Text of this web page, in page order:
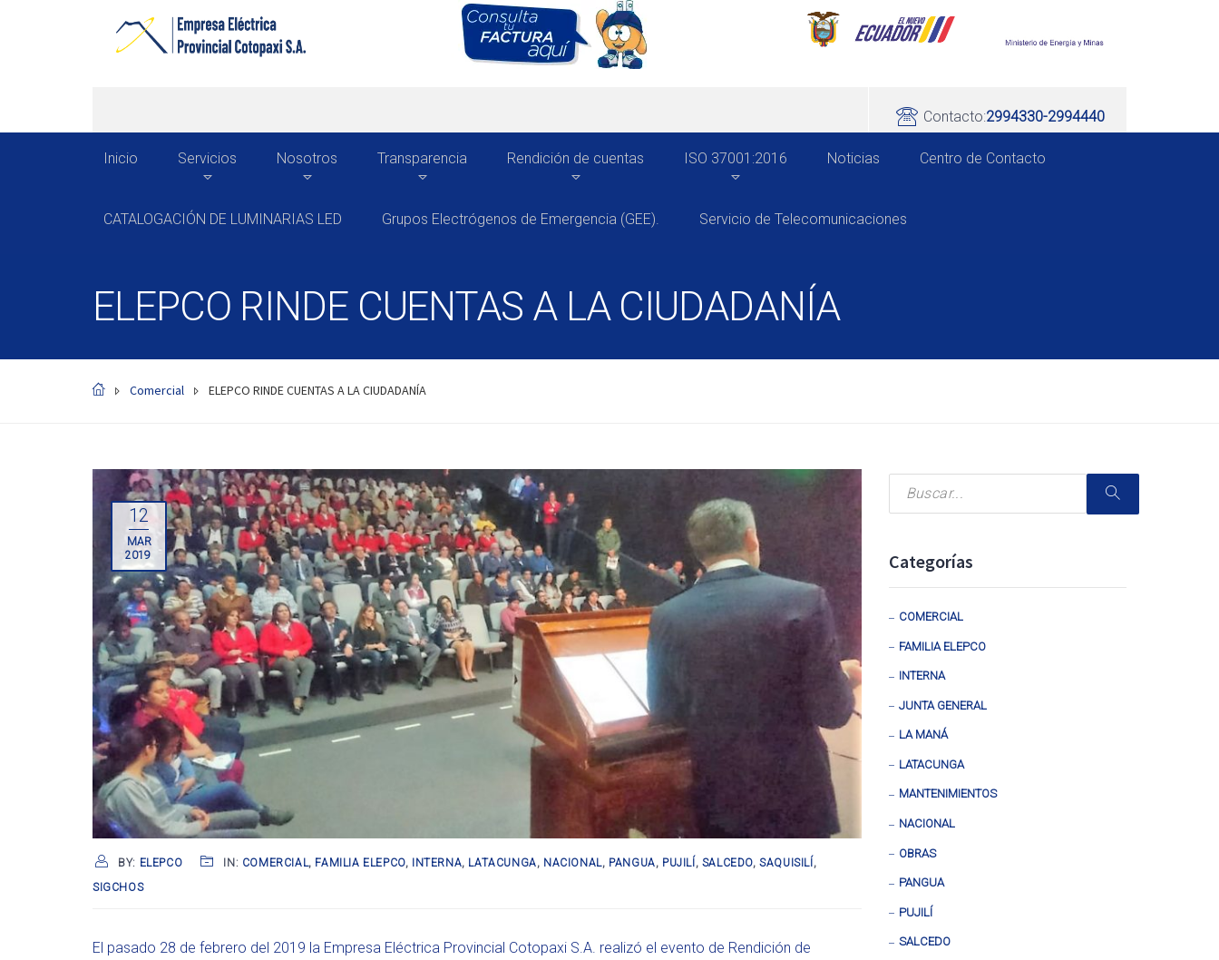
Contacto:2994330-2994440
Inicio Servicios Nosotros Transparencia Rendición de cuentas ISO 37001:2016 Noticias Centro de Contacto
CATALOGACIÓN DE LUMINARIAS LED Grupos Electrógenos de Emergencia (GEE). Servicio de Telecomunicaciones
ELEPCO RINDE CUENTAS A LA CIUDADANÍA
Comercial ELEPCO RINDE CUENTAS A LA CIUDADANÍA
12
MAR
2019
BY: ELEPCO IN: COMERCIAL, FAMILIA ELEPCO, INTERNA, LATACUNGA, NACIONAL, PANGUA, PUJILÍ , SALCEDO,SAQUISILÍ ,
SIGCHOS
El pasado 28 de febrero del 2019 la Empresa Eléctrica Provincial Cotopaxi S.A. realizó el evento de Rendición de
Categorías
COMERCIAL
FAMILIA ELEPCO
INTERNA
JUNTA GENERAL
LA MANÁ
LATACUNGA
MANTENIMIENTOS
NACIONAL
OBRAS
PANGUA
PUJILÍ
SALCEDO